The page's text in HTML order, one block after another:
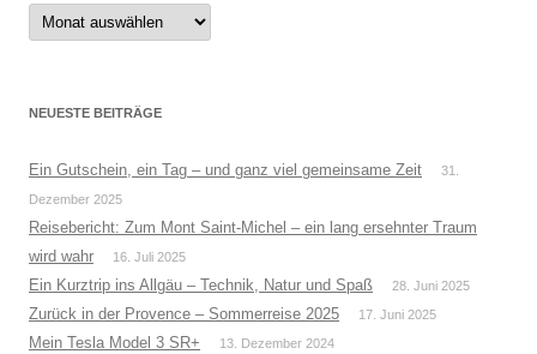
Alte
Beiträge
NEUESTE BEITRÄGE
Ein Gutschein, ein Tag – und ganz viel gemeinsame Zeit
31.
Dezember 2025
Reisebericht: Zum Mont Saint-Michel – ein lang ersehnter Traum
wird wahr
16. Juli 2025
Ein Kurztrip ins Allgäu – Technik, Natur und Spaß 28. Juni 2025
Zurück in der Provence – Sommerreise 2025 17. Juni 2025
Mein Tesla Model 3 SR+ 13. Dezember 2024